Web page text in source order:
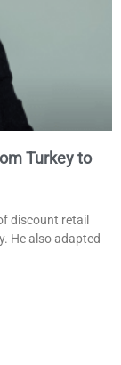
Turkey to
discount retail
He also adapted